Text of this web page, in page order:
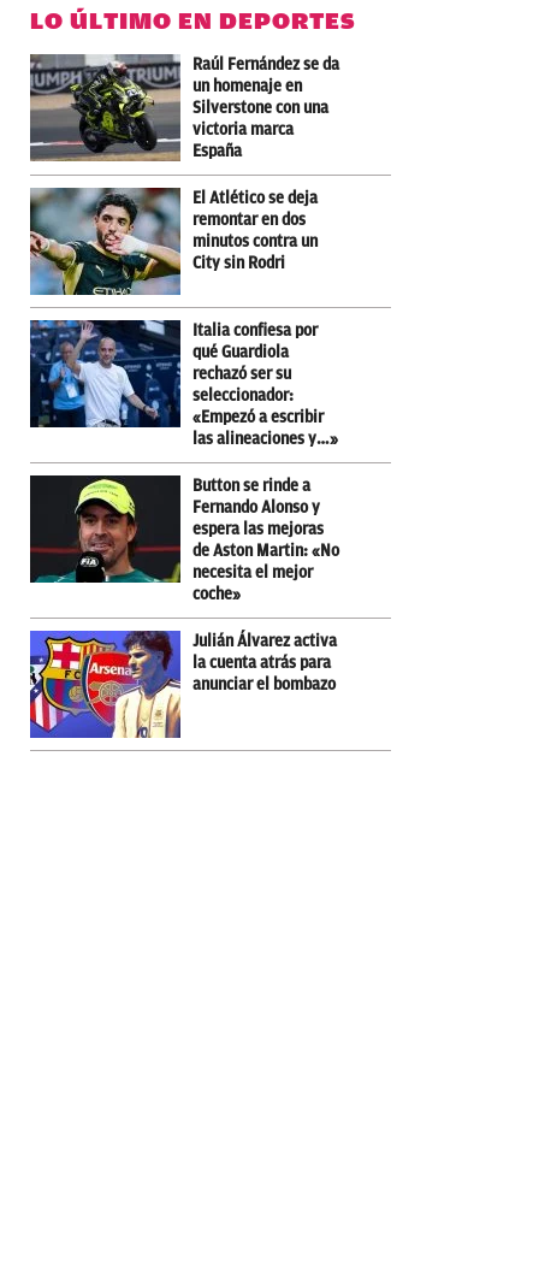
LO ÚLTIMO EN DEPORTES
Raúl Fernández se da
un homenaje en
Silverstone con una
victoria marca
España
El Atlético se deja
remontar en dos
minutos contra un
City sin Rodri
Italia confiesa por
qué Guardiola
rechazó ser su
seleccionador:
«Empezó a escribir
las alineaciones y…»
Button se rinde a
Fernando Alonso y
espera las mejoras
de Aston Martin: «No
necesita el mejor
coche»
Julián Álvarez activa
la cuenta atrás para
anunciar el bombazo